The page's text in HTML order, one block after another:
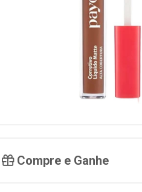
Compre e Ganhe